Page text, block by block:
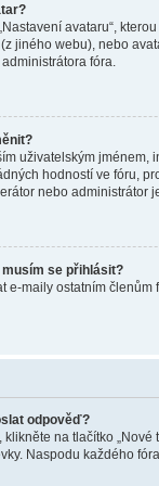
avataru“,
jiného webu), nebo
fóra.
uživatelským
hodností ve fóru,
nebo administrátor
se přihlásit?
e-maily ostatním
odpověď?
na tlačítko
Naspodu každého